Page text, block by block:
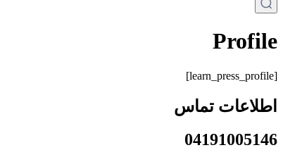
Profile
[learn_press_profile]
اطلاعات تماس
04191005146